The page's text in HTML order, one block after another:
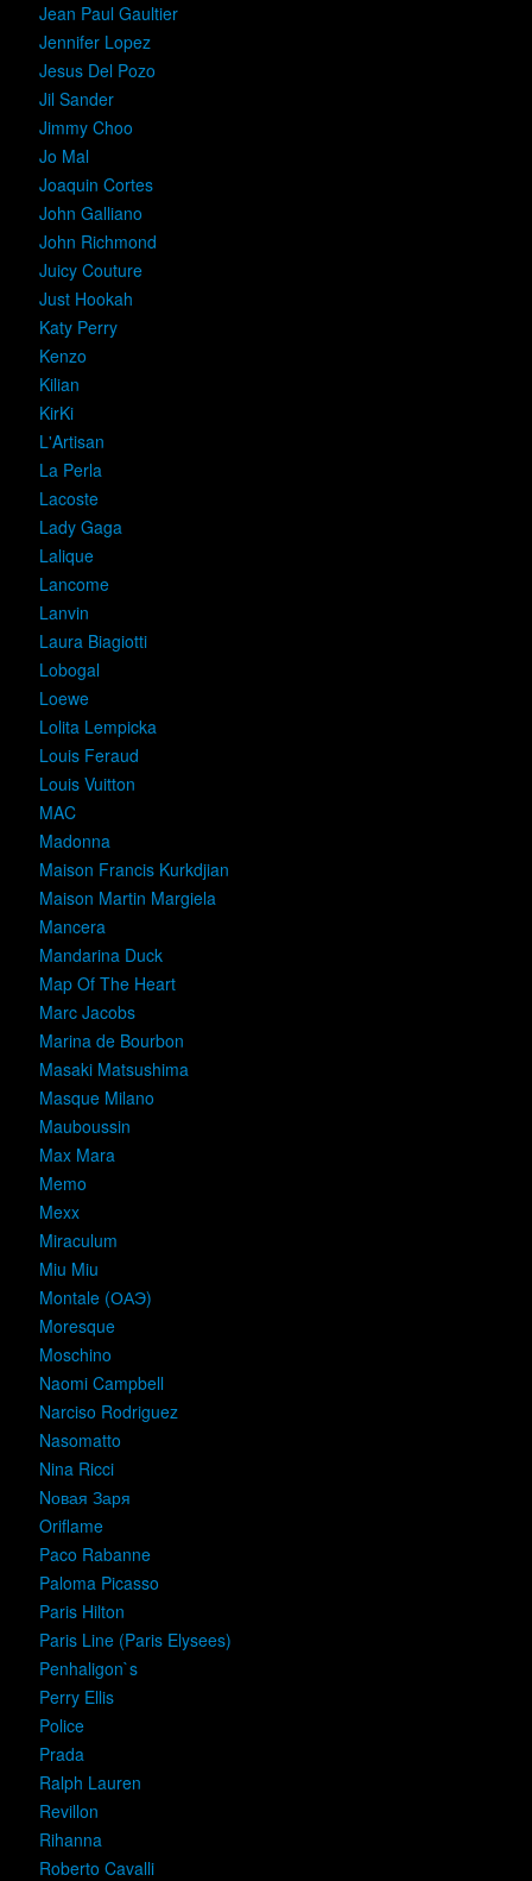
Jean Paul Gaultier
Jennifer Lopez
Jesus Del Pozo
Jil Sander
Jimmy Choo
Jo Mal
Joaquin Cortes
John Galliano
John Richmond
Juicy Couture
Just Hookah
Katy Perry
Kenzo
Kilian
KirKi
L'Artisan
La Perla
Lacoste
Lady Gaga
Lalique
Lancome
Lanvin
Laura Biagiotti
Lobogal
Loewe
Lolita Lempicka
Louis Feraud
Louis Vuitton
MAC
Madonna
Maison Francis Kurkdjian
Maison Martin Margiela
Mancera
Mandarina Duck
Map Of The Heart
Marc Jacobs
Marina de Bourbon
Masaki Matsushima
Masque Milano
Mauboussin
Max Mara
Memo
Mexx
Miraculum
Miu Miu
Montale (ОАЭ)
Moresque
Moschino
Naomi Campbell
Narciso Rodriguez
Nasomatto
Nina Ricci
Nовая Заря
Oriflame
Paco Rabanne
Paloma Picasso
Paris Hilton
Paris Line (Paris Elysees)
Penhaligon`s
Perry Ellis
Police
Prada
Ralph Lauren
Revillon
Rihanna
Roberto Cavalli